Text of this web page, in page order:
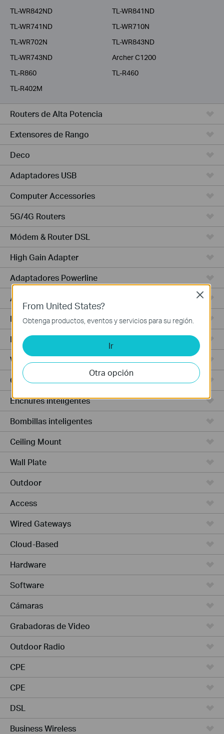
TL-WR842ND
TL-WR841ND
TL-WR741ND
TL-WR710N
TL-WR702N
TL-WR843ND
TL-WR743ND
Archer C1200
TL-R860
TL-R460
TL-R402M
Routers de Alta Potencia
Extensores de Rango
Deco
Adaptadores USB
Computer Accessories
5G/4G Routers
Módem & Router DSL
High Gain Adapter
Adaptadores Powerline
Adaptadores de Alta Potencia
PCIe Adapters
Punto de Acceso
Wireless USB Adapters
Cámaras Cloud
Enchufes inteligentes
Bombillas inteligentes
Ceiling Mount
Wall Plate
Outdoor
Access
Wired Gateways
Cloud-Based
Hardware
Software
Cámaras
Grabadoras de Video
Outdoor Radio
CPE
CPE
DSL
Business Wireless
From United States?
Obtenga productos, eventos y servicios para su región.
Ir
Otra opción
Close